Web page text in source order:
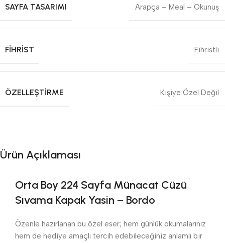
SAYFA TASARIMI Arapça – Meal – Okunuş
FIHRIST Fihristli
ÖZELLEŞTIRME Kişiye Özel Değil
Ürün Açıklaması
Orta Boy 224 Sayfa Münacat Cüzü
Sıvama Kapak Yasin – Bordo
Özenle hazırlanan bu özel eser; hem günlük okumalarınız
hem de hediye amaçlı tercih edebileceğiniz anlamlı bir